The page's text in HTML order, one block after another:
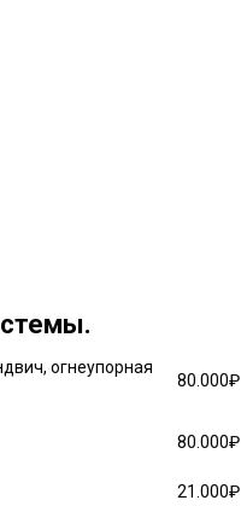
огнеупорная
80.000₽
80.000₽
21.000₽